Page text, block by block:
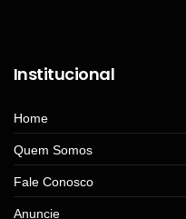
Institucional
Home
Quem Somos
Fale Conosco
Anuncie